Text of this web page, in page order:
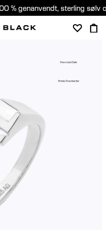
% genanvendt, sterling sølv
Recycled Sølv
Etiske Standarder